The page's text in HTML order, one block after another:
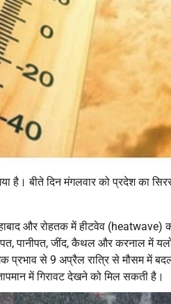
है। बीते दिन मंगलवार को प्रदेश का
और रोहतक में हीटवेव
पानीपत, जींद, कैथल और करनाल में
प्रभाव से 9 अप्रैल रात्रि से मौसम में
में गिरावट देखने को मिल सकती है।